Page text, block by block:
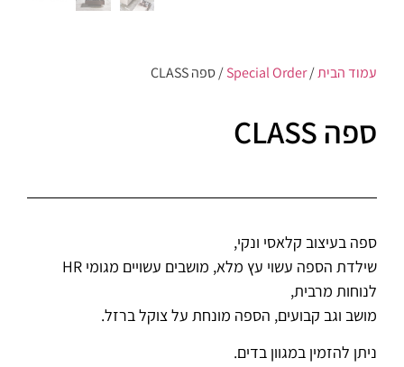
עמוד הבית/
Special Order/ ספה CLASS
ספה CLASS
ספה בעיצוב קלאסי ונקי,
שילדת הספה עשוי עץ מלא, מושבים עשויים מגומי HR
לנוחות מרבית,
מושב וגב קבועים, הספה מונחת על צוקל ברזל.
ניתן להזמין במגוון בדים.